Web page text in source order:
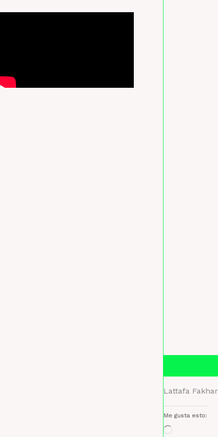
Lattafa
Me gusta esto:
Cargando...